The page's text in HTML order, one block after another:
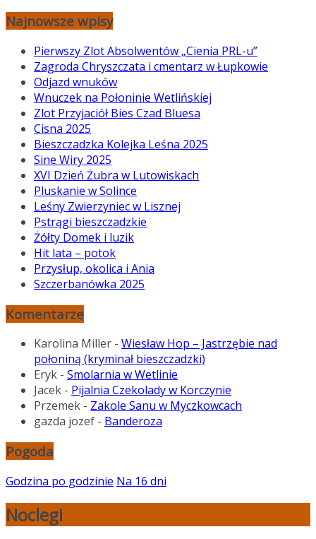
Najnowsze wpisy
Pierwszy Zlot Absolwentów „Cienia PRL-u”
Zagroda Chryszczata i cmentarz w Łupkowie
Odjazd wnuków
Wnuczek na Połoninie Wetlińskiej
Zlot Przyjaciół Bies Czad Bluesa
Cisna 2025
Bieszczadzka Kolejka Leśna 2025
Sine Wiry 2025
XVI Dzień Żubra w Lutowiskach
Pluskanie w Solince
Leśny Zwierzyniec w Lisznej
Pstrągi bieszczadzkie
Żółty Domek i luzik
Hit lata – potok
Przysłup, okolica i Ania
Szczerbanówka 2025
Komentarze
Karolina Miller - Wiesław Hop – Jastrzębie nad
połoniną (kryminał bieszczadzki)
Eryk - Smolarnia w Wetlinie
Jacek - Pijalnia Czekolady w Korczynie
Przemek - Zakole Sanu w Myczkowcach
gazda jozef - Banderoza
Pogoda
Godzina po godzinie Na 16 dni
Noclegi